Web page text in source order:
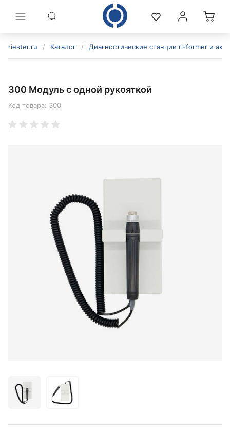
riester.ru / Каталог / Диагностические станции ri-former и
300 Модуль с одной рукояткой
Код товара: 300